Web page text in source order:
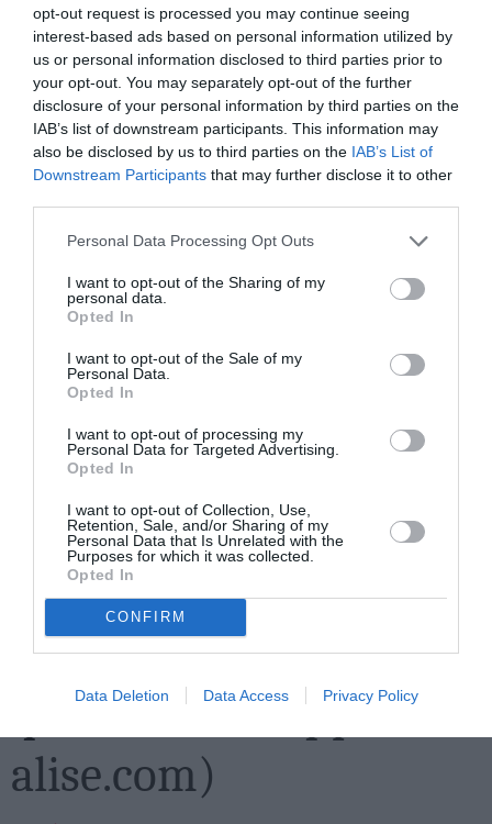
opt-out request is processed you may continue seeing
interest-based ads based on personal information utilized by
us or personal information disclosed to third parties prior to
your opt-out. You may separately opt-out of the further
disclosure of your personal information by third parties on the
IAB’s list of downstream participants. This information may
also be disclosed by us to third parties on the IAB’s List of
Downstream Participants that may further disclose it to other
Personal Data Processing Opt Outs
I want to opt-out of the Sharing of my
personal data.
Opted In
I want to opt-out of the Sale of my
Personal Data.
Opted In
I want to opt-out of processing my
Personal Data for Targeted Advertising.
Opted In
I want to opt-out of Collection, Use,
Retention, Sale, and/or Sharing of my
Personal Data that Is Unrelated with the
Purposes for which it was collected.
Opted In
CONFIRM
Data Deletion Data Access Privacy Policy
discontinui anche a una donna straniera,
rappresentata dagli avvocato Alberto Guariso e
Livio Neri, titolare di un permesso di soggiorno
normale, che aveva presentato ricorso.
Tribunale Brescia, ordinanza del 5 ottobre 2015,
est. Pipponzi, XXX (avv. Guariso e Neri) c. INPS
(avv. Roberto Maio)
Çeku i mëmësisë,
punonjëseve të huaja
nuk u nevojitet karta e
qëndrimit(Shqiptariiit
alise.com)